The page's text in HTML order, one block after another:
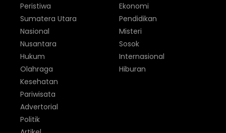
Peristiwa
Sumatera Utara
Nasional
Nusantara
Hukum
Olahraga
Ekonomi
Pendidikan
Misteri
Sosok
Internasional
Hiburan
Kesehatan
Pariwisata
Advertorial
Politik